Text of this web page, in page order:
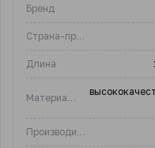
Бренд
Страна-производитель
Длина
Материал изделия
Производитель